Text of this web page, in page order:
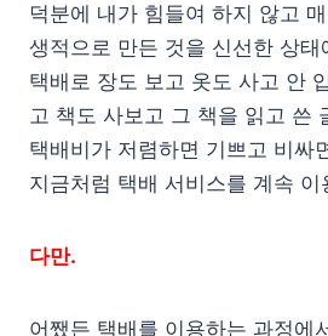
덕분에 내가 힘들여 하지 않고
생적으로 만든 것을 신선한 상
택배로 장도 보고 옷도 사고 안
고 책도 사보고 그 책을 읽고 쓴
택배비가 저렴하면 기쁘고 비싸
지금처럼 택배 서비스를 계속 이
다만.
어쨌든 택배를 이용하는 과정에